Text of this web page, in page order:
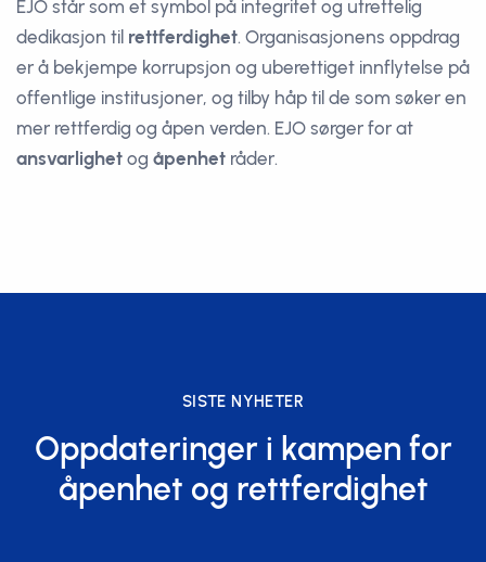
EJO står som et symbol på integritet og utrettelig
dedikasjon til rettferdighet. Organisasjonens oppdrag
er å bekjempe korrupsjon og uberettiget innflytelse på
offentlige institusjoner, og tilby håp til de som søker en
mer rettferdig og åpen verden. EJO sørger for at
ansvarlighet og åpenhet råder.
SISTE NYHETER
Oppdateringer i kampen for
åpenhet og rettferdighet